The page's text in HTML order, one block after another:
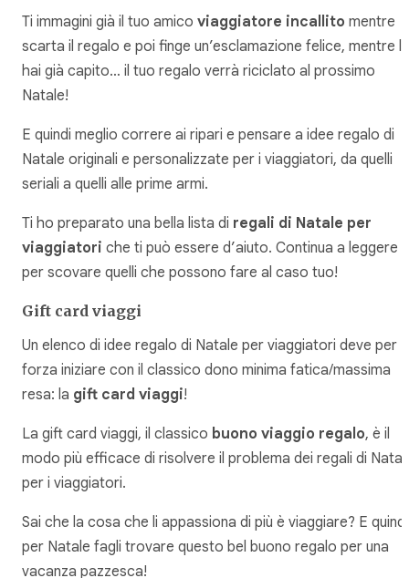
Ti immagini già il tuo amico viaggiatore incallito mentre
scarta il regalo e poi finge un’esclamazione felice, mentre
hai già capito… il tuo regalo verrà riciclato al prossimo
Natale!
E quindi meglio correre ai ripari e pensare a idee regalo di
Natale originali e personalizzate per i viaggiatori, da quelli
seriali a quelli alle prime armi.
Ti ho preparato una bella lista di regali di Natale per
viaggiatori che ti può essere d’aiuto. Continua a leggere
per scovare quelli che possono fare al caso tuo!
Gift card viaggi
Un elenco di idee regalo di Natale per viaggiatori deve per
forza iniziare con il classico dono minima fatica/massima
resa: la gift card viaggi!
La gift card viaggi, il classico buono viaggio regalo, è il
modo più efficace di risolvere il problema dei regali di
per i viaggiatori.
Sai che la cosa che li appassiona di più è viaggiare? E quindi
per Natale fagli trovare questo bel buono regalo per una
vacanza pazzesca!